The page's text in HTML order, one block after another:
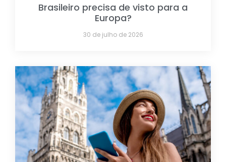
Brasileiro precisa de visto para a
Europa?
30 de julho de 2026